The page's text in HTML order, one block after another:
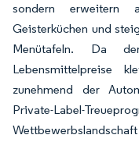
sondern erweitern
Geisterküchen und
Menütafeln. Da
Lebensmittelpreise
zunehmend der
Private-Label-